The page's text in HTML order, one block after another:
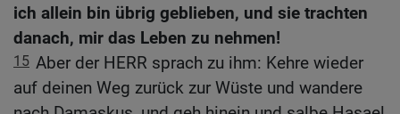
ich allein bin übrig geblieben, und sie trachten
danach, mir das Leben zu nehmen!
15 Aber der HERR sprach zu ihm: Kehre wieder
auf deinen Weg zurück zur Wüste und wandere